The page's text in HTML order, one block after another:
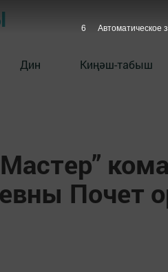
Дин Киңәш-табыш
Почет
5 Автоматическое